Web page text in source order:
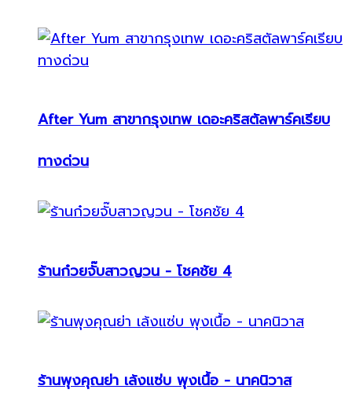
After Yum สาขากรุงเทพ เดอะคริสตัลพาร์คเรียบ
ทางด่วน
ร้านก๋วยจั๊บสาวญวน - โชคชัย 4
ร้านพุงคุณย่า เล้งแซ่บ พุงเนื้อ - นาคนิวาส